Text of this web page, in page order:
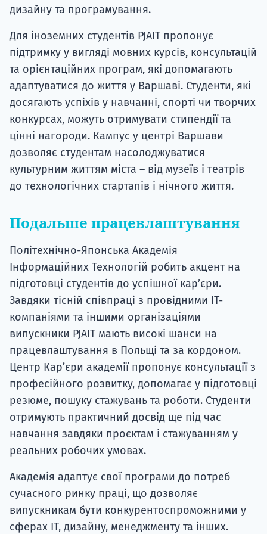
дизайну та програмування.
Для іноземних студентів PJAIT пропонує
підтримку у вигляді мовних курсів, консультацій
та орієнтаційних програм, які допомагають
адаптуватися до життя у Варшаві. Студенти, які
досягають успіхів у навчанні, спорті чи творчих
конкурсах, можуть отримувати стипендії та
цінні нагороди. Кампус у центрі Варшави
дозволяє студентам насолоджуватися
культурним життям міста – від музеїв і театрів
до технологічних стартапів і нічного життя.
Подальше працевлаштування
Політехнічно-Японська Академія
Інформаційних Технологій робить акцент на
підготовці студентів до успішної кар’єри.
Завдяки тісній співпраці з провідними ІТ-
компаніями та іншими організаціями
випускники PJAIT мають високі шанси на
працевлаштування в Польщі та за кордоном.
Центр Кар’єри академії пропонує консультації з
професійного розвитку, допомагає у підготовці
резюме, пошуку стажувань та роботи. Студенти
отримують практичний досвід ще під час
навчання завдяки проєктам і стажуванням у
реальних робочих умовах.
Академія адаптує свої програми до потреб
сучасного ринку праці, що дозволяє
випускникам бути конкурентоспроможними у
сферах ІТ, дизайну, менеджменту та інших.